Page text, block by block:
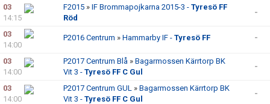
03
14:15
F2015 » IF Brommapojkarna 2015-3 - Tyresö FF
Röd
-
03
14:00
P2016 Centrum » Hammarby IF - Tyresö FF -
03
14:00
P2017 Centrum Blå » Bagarmossen Kärrtorp BK
Vit 3 - Tyresö FF C Gul
-
03
14:00
P2017 Centrum GUL » Bagarmossen Kärrtorp BK
Vit 3 - Tyresö FF C Gul
-